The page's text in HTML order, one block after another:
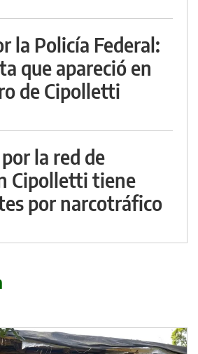
la Policía Federal:
que apareció en
de Cipolletti
la red de
Cipolletti tiene
por narcotráfico